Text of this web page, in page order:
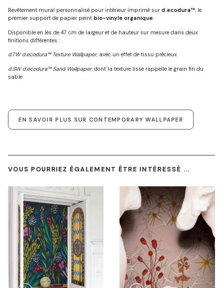
Revêtement mural personnalisé pour intérieur imprimé sur d.ecodura™, le
premier support de papier peint bio-vinyle organique.
Disponible en lés de 47 cm de largeur et de hauteur sur mesure dans deux
finitions différentes :
d.TW d.ecodura™ Texture Wallpaper, avec un effet de tissu précieux
d.SW d.ecodura™ Sand Wallpaper, dont la texture lisse rappelle le grain fin du
sable
EN SAVOIR PLUS SUR CONTEMPORARY WALLPAPER
VOUS POURRIEZ ÉGALEMENT ÊTRE INTÉRESSÉ ...